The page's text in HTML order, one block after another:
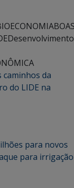
Desenvolvimento
caminhos da
do LIDE na
para novos
para irrigação